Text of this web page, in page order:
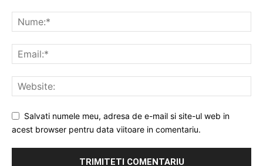
Salvati numele meu, adresa de e-mail si site-ul web in
acest browser pentru data viitoare in comentariu.